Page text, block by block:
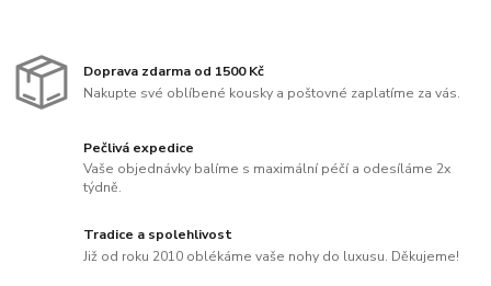
Doprava zdarma od 1500 Kč
Nakupte své oblíbené kousky a poštovné zaplatíme za vás.
Pečlivá expedice
Vaše objednávky balíme s maximální péčí a odesíláme 2x
týdně.
Tradice a spolehlivost
Již od roku 2010 oblékáme vaše nohy do luxusu. Děkujeme!